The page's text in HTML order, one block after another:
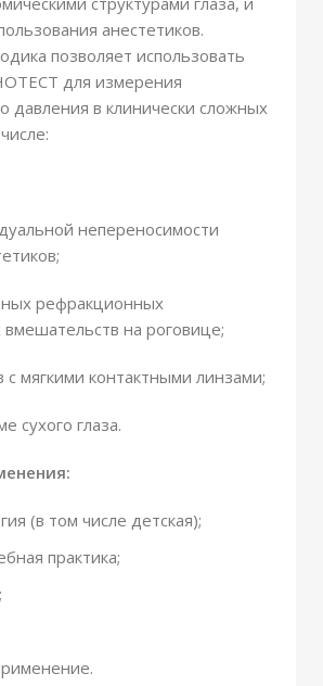
анестетиков.
позволяет использовать
для измерения
давления в клинически сложных
непереносимости
рефракционных
вмешательств на роговице;
мягкими контактными линзами;
сухого глаза.
(в том числе детская);
практика;